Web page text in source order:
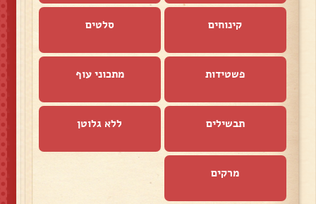
קינוחים סלטים
פשטידות מתכוני עוף
תבשילים ללא גלוטן
מרקים